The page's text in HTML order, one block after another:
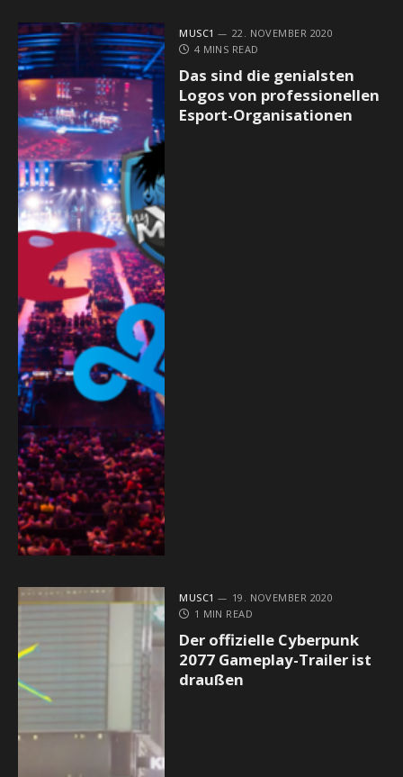
MUSC1
22. NOVEMBER 2020
4 MINS READ
Das sind die genialsten
Logos von professionellen
Esport-Organisationen
MUSC1
19. NOVEMBER 2020
1 MIN READ
Der offizielle Cyberpunk
2077 Gameplay-Trailer ist
draußen